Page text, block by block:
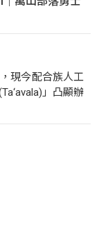
現今配合族人工
」凸顯辦